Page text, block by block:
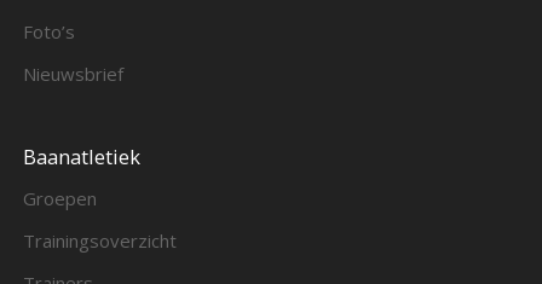
Foto’s
Nieuwsbrief
Baanatletiek
Groepen
Trainingsoverzicht